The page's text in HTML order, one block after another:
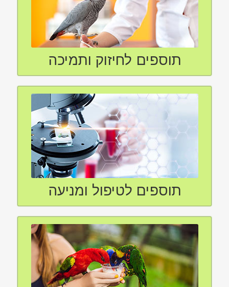
תוספים לחיזוק ותמיכה
תוספים לטיפול ומניעה